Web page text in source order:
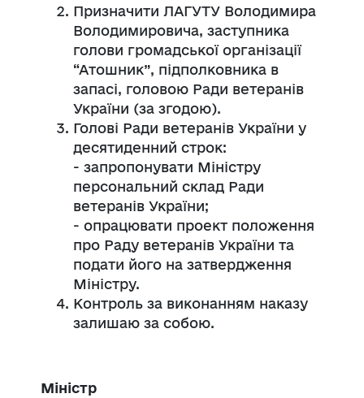
Призначити ЛАГУТУ Володимира
Володимировича, заступника
голови громадської організації
“Атошник”, підполковника в
запасі, головою Ради ветеранів
України (за згодою).
Голові Ради ветеранів України у
десятиденний строк:
- запропонувати Міністру
персональний склад Ради
ветеранів України;
- опрацювати проект положення
про Раду ветеранів України та
подати його на затвердження
Міністру.
Контроль за виконанням наказу
залишаю за собою.
Міністр